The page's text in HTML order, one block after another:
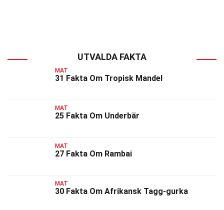
UTVALDA FAKTA
MAT
31 Fakta Om Tropisk Mandel
MAT
25 Fakta Om Underbär
MAT
27 Fakta Om Rambai
MAT
30 Fakta Om Afrikansk Tagg-gurka